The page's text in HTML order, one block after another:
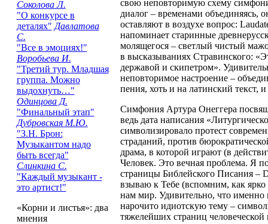
Соколова Л.
"О конкурсе в
деталях" Давлатова
С.
"Все в эмоциях!"
Воробьева И.
"Третий тур. Младшая
группа. Можно
выдохнуть…"
Одинцова Д.
"Финальный этап"
Дубровская М.Ю.
"З.Н. Брон:
Музыкантом надо
быть всегда"
Слинкина С.
"Каждый музыкант -
это артист!"
«Корни и листья»: два
мнения
свою неповторимую схему
диалог – временами объединяясь,
оставляют в воздухе вопрос:
напоминает старинные
молящегося – светлый чистый
в высказываниях Стравинского:
державой и скипетром».
неповторимое настроение –
пения, хоть и на латинский текст,
Симфония Артура Онеггера
ведь дата написания
символизировало протест
страданий, против
драма, в которой играют (в
Человек. Это вечная проблема. Я
страницы Библейского Писания –
взываю к Тебе (вспомним, как ярко
нам мир. Удивительно, что именно
нарочито идиотскую тему –
тяжелейших страниц человеческой